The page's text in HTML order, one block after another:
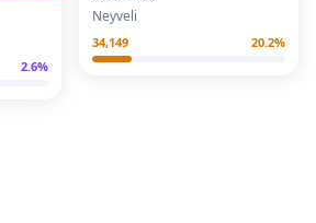
2.6%
Neyveli
34,149 20.2%